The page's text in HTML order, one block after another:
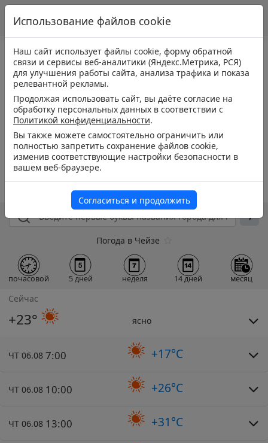
Погода в Чейзе
почасовой 5 дней неделя 14 дней месяц
Сейчас
+23° ясно
ЧТ 06.08 7:00 +17°C
ЧТ 06.08 10:00 +26°C
ЧТ 06.08 13:00 +31°C
Использование файлов cookie
Наш сайт использует файлы cookie, форму обратной
связи и сервисы веб-аналитики (Яндекс.Метрика, РСЯ)
для улучшения работы сайта, анализа трафика и показа
релевантной рекламы.
Продолжая использовать сайт, вы даёте согласие на
обработку персональных данных в соответствии с
Политикой конфиденциальности.
Вы также можете самостоятельно ограничить или
полностью запретить сохранение файлов cookie,
изменив соответствующие настройки безопасности в
вашем веб-браузере.
Согласиться и продолжить